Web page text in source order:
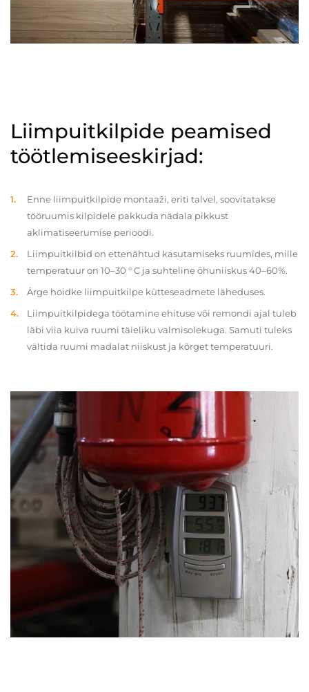
Liimpuitkilpide peamised
töötlemiseeskirjad:
Enne liimpuitkilpide montaaži, eriti talvel, soovitatakse
tööruumis kilpidele pakkuda nädala pikkust
aklimatiseerumise perioodi.
Liimpuitkilbid on ettenähtud kasutamiseks ruumides, mille
temperatuur on 10–30 ° C ja suhteline õhuniiskus 40–60%.
Ärge hoidke liimpuitkilpe kütteseadmete läheduses.
Liimpuitkilpidega töötamine ehituse või remondi ajal tuleb
läbi viia kuiva ruumi täieliku valmisolekuga. Samuti tuleks
vältida ruumi madalat niiskust ja kõrget temperatuuri.